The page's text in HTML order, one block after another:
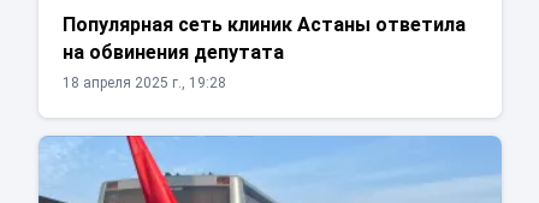
Популярная сеть клиник Астаны ответила
на обвинения депутата
18 апреля 2025 г., 19:28